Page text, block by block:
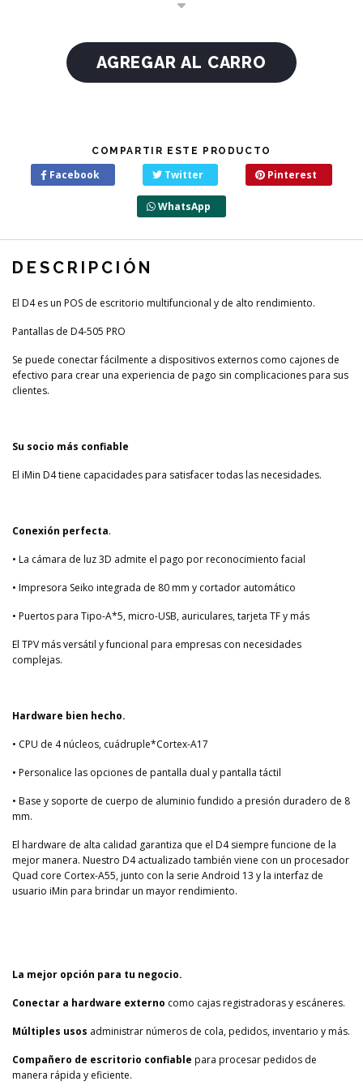
COMPARTIR ESTE PRODUCTO
Facebook Twitter Pinterest
WhatsApp
DESCRIPCIÓN
El D4 es un POS de escritorio multifuncional y de alto rendimiento.
Pantallas de D4-505 PRO
Se puede conectar fácilmente a dispositivos externos como cajones de
efectivo para crear una experiencia de pago sin complicaciones para sus
clientes.
Su socio más confiable
El iMin D4 tiene capacidades para satisfacer todas las necesidades.
Conexión perfecta.
• La cámara de luz 3D admite el pago por reconocimiento facial
• Impresora Seiko integrada de 80 mm y cortador automático
• Puertos para Tipo-A*5, micro-USB, auriculares, tarjeta TF y más
El TPV más versátil y funcional para empresas con necesidades
complejas.
Hardware bien hecho.
• CPU de 4 núcleos, cuádruple*Cortex-A17
• Personalice las opciones de pantalla dual y pantalla táctil
• Base y soporte de cuerpo de aluminio fundido a presión duradero de 8
mm.
El hardware de alta calidad garantiza que el D4 siempre funcione de la
mejor manera. Nuestro D4 actualizado también viene con un procesador
Quad core Cortex-A55, junto con la serie Android 13 y la interfaz de
usuario iMin para brindar un mayor rendimiento.
La mejor opción para tu negocio.
Conectar a hardware externo como cajas registradoras y escáneres.
Múltiples usos administrar números de cola, pedidos, inventario y más.
Compañero de escritorio confiable para procesar pedidos de
manera rápida y eficiente.